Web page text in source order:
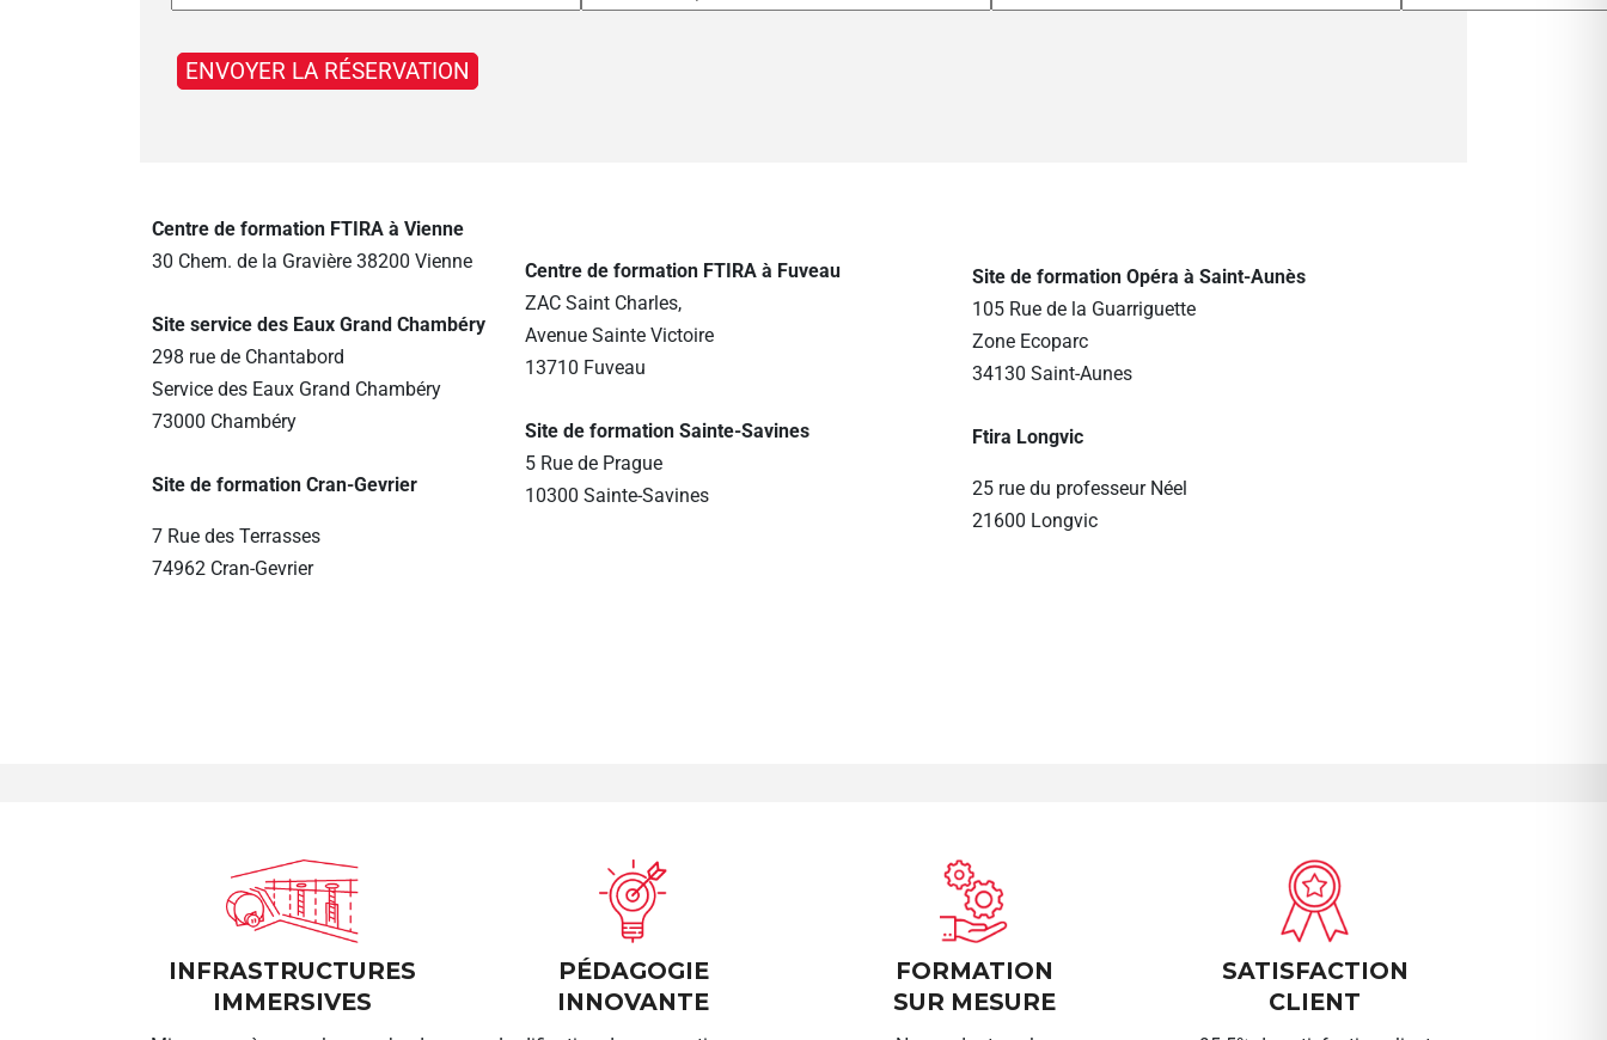
Centre de formation FTIRA à Vienne
30 Chem. de la Gravière 38200 Vienne
Site service des Eaux Grand Chambéry
298 rue de Chantabord
Service des Eaux Grand Chambéry
73000 Chambéry
Site de formation Cran-Gevrier
7 Rue des Terrasses
74962 Cran-Gevrier
Centre de formation FTIRA à Fuveau
ZAC Saint Charles,
Avenue Sainte Victoire
13710 Fuveau
Site de formation Sainte-Savines
5 Rue de Prague
10300 Sainte-Savines
Site de formation Opéra à Saint-Aunès
105 Rue de la Guarriguette
Zone Ecoparc
34130 Saint-Aunes
Ftira Longvic
25 rue du professeur Néel
21600 Longvic
INFRASTRUCTURES
IMMERSIVES
PÉDAGOGIE
INNOVANTE
FORMATION
SUR MESURE
SATISFACTION
CLIENT